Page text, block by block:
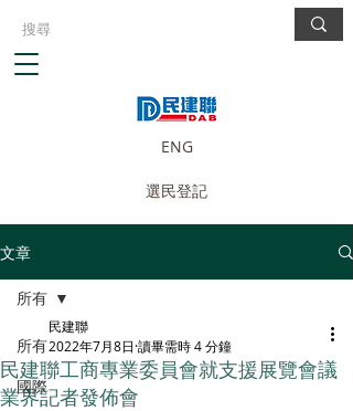
ENG
選民登記
文章
所有
國際
所有
民建聯工商專業委員會就支援展覽會議
業界記者發佈會
民建聯
2022年7月8日 讀畢需時 4 分鐘